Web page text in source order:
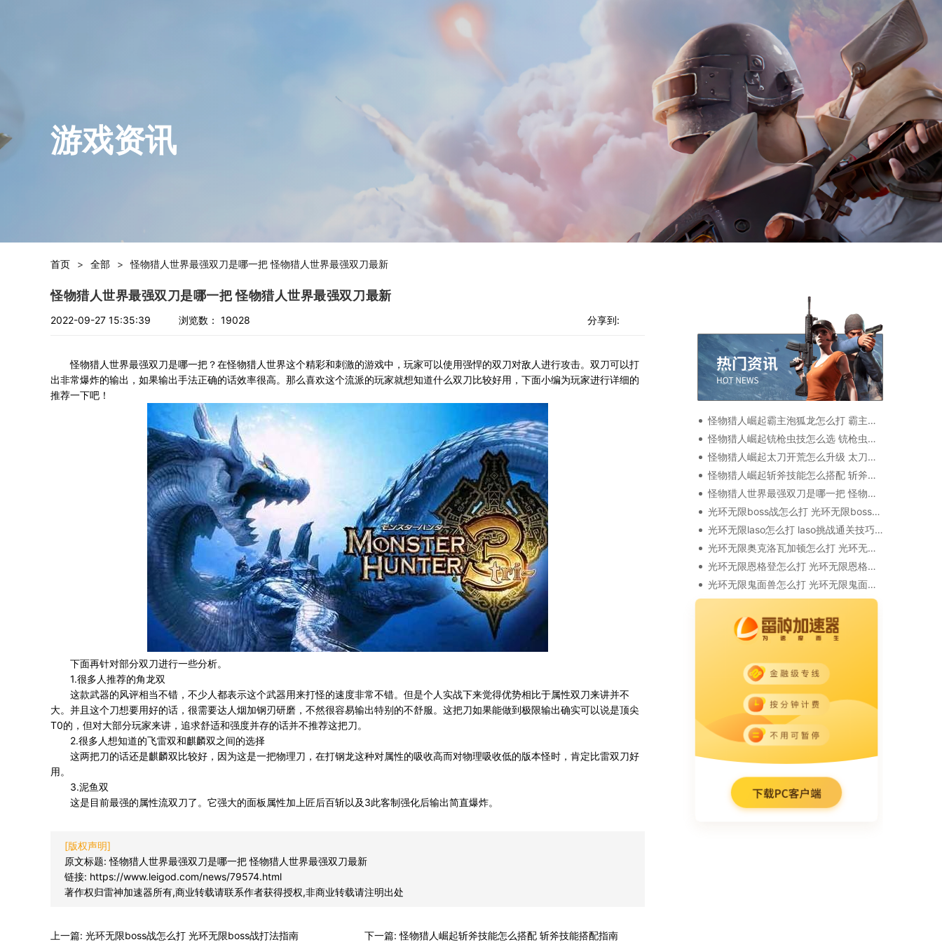
游戏资讯
首页 > 全部 > 怪物猎人世界最强双刀是哪一把 怪物猎人世界最强双刀最新
怪物猎人世界最强双刀是哪一把 怪物猎人世界最强双刀最新
2022-09-27 15:35:39 浏览数： 19028 分享到:
怪物猎人世界最强双刀是哪一把？在怪物猎人世界这个精彩和刺激的游戏中，玩家可以使用强悍的双刀对敌人进行攻击。双刀可以打
出非常爆炸的输出，如果输出手法正确的话效率很高。那么喜欢这个流派的玩家就想知道什么双刀比较好用，下面小编为玩家进行详细的
推荐一下吧！
下面再针对部分双刀进行一些分析。
1.很多人推荐的角龙双
这款武器的风评相当不错，不少人都表示这个武器用来打怪的速度非常不错。但是个人实战下来觉得优势相比于属性双刀来讲并不
大。并且这个刀想要用好的话，很需要达人烟加钢刃研磨，不然很容易输出特别的不舒服。这把刀如果能做到极限输出确实可以说是顶尖
T0的，但对大部分玩家来讲，追求舒适和强度并存的话并不推荐这把刀。
2.很多人想知道的飞雷双和麒麟双之间的选择
这两把刀的话还是麒麟双比较好，因为这是一把物理刀，在打钢龙这种对属性的吸收高而对物理吸收低的版本怪时，肯定比雷双刀好
用。
3.泥鱼双
这是目前最强的属性流双刀了。它强大的面板属性加上匠后百斩以及3此客制强化后输出简直爆炸。
[版权声明]
原文标题:怪物猎人世界最强双刀是哪一把 怪物猎人世界最强双刀最新
链接: https://www.leigod.com/news/79574.html
著作权归雷神加速器所有,商业转载请联系作者获得授权,非商业转载请注明出处
上一篇: 光环无限boss战怎么打 光环无限boss战打法指南 下一篇:怪物猎人崛起斩斧技能怎么搭配 斩斧技能搭配指南
怪物猎人崛起霸主泡狐龙怎么打 霸主泡狐龙打法攻略
怪物猎人崛起铳枪虫技怎么选 铳枪虫技选择指南
怪物猎人崛起太刀开荒怎么升级 太刀开荒升级教程
怪物猎人崛起斩斧技能怎么搭配 斩斧技能搭配指南
怪物猎人世界最强双刀是哪一把 怪物猎人世界最强双刀最新
光环无限boss战怎么打 光环无限boss战打法指南
光环无限laso怎么打 laso挑战通关技巧分享
光环无限奥克洛瓦加顿怎么打 光环无限奥克洛瓦加顿奖励一览
光环无限恩格登怎么打 光环无限恩格登位置介绍
光环无限鬼面兽怎么打 光环无限鬼面兽打法攻略